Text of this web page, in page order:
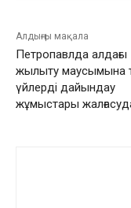
Алдыңғы мақала
Петропавлда алдағы
жылыту маусымына
үйлерді дайындау
жұмыстары